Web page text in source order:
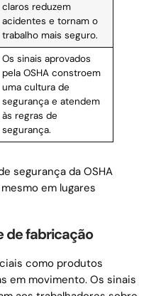
claros reduzem
acidentes e tornam o
trabalho mais seguro.
Os sinais aprovados
pela OSHA constroem
uma cultura de
segurança e atendem
às regras de
segurança.
segurança da OSHA
em lugares
de fabricação
como produtos
em movimento. Os sinais